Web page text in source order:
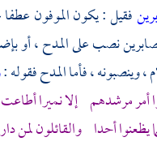
فقيل : يكون الموفون
نصب على المدح ، أو
وينصبونه ، فأما المدح فقوله :
مرشدهم إلا نميرا أطاعت
يظعنوا أحدا والقائلون لمن